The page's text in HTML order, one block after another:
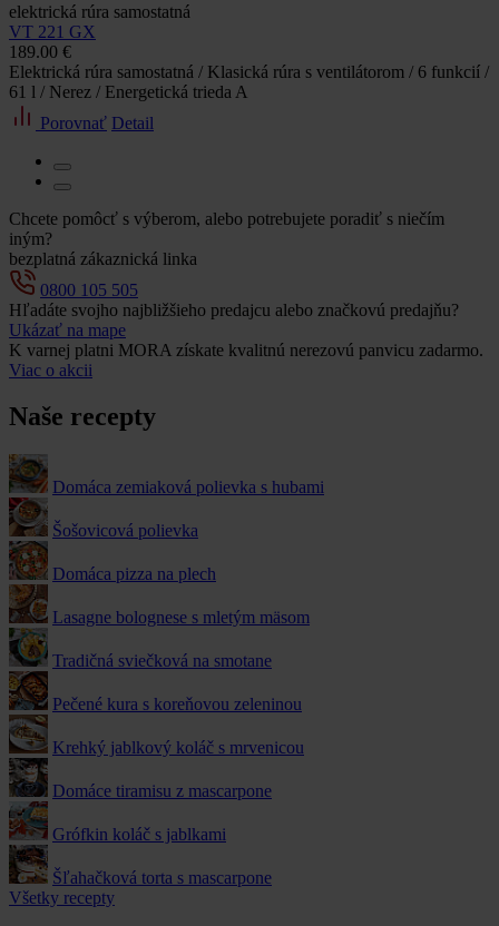
elektrická rúra samostatná
VT 221 GX
189.00 €
Elektrická rúra samostatná / Klasická rúra s ventilátorom / 6 funkcií /
61 l / Nerez / Energetická trieda A
Porovnať Detail
Chcete pomôcť s výberom, alebo potrebujete poradiť s niečím
iným?
bezplatná zákaznická linka
0800 105 505
Hľadáte svojho najbližšieho predajcu alebo značkovú predajňu?
Ukázať na mape
K varnej platni MORA získate kvalitnú nerezovú panvicu zadarmo.
Viac o akcii
Naše recepty
Domáca zemiaková polievka s hubami
Šošovicová polievka
Domáca pizza na plech
Lasagne bolognese s mletým mäsom
Tradičná sviečková na smotane
Pečené kura s koreňovou zeleninou
Krehký jablkový koláč s mrvenicou
Domáce tiramisu z mascarpone
Grófkin koláč s jablkami
Šľahačková torta s mascarpone
Všetky recepty